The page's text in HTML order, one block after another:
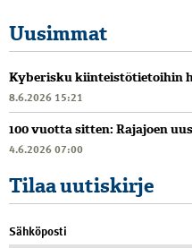
Uusimmat
Kyberisku kiinteistötietoihin
8.6.2026 15:21
100 vuotta sitten: Rajajoen
4.6.2026 07:00
Tilaa uutiskirje
Sähköposti